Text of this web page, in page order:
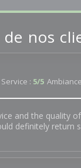
de nos
Service : 5/5 Ambiance
and the quality
definitely return